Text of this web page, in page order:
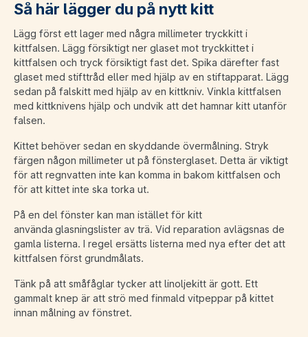
Så här lägger du på nytt kitt
Lägg först ett lager med några millimeter tryckkitt i
kittfalsen. Lägg försiktigt ner glaset mot tryckkittet i
kittfalsen och tryck försiktigt fast det. Spika därefter fast
glaset med stifttråd eller med hjälp av en stiftapparat. Lägg
sedan på falskitt med hjälp av en kittkniv. Vinkla kittfalsen
med kittknivens hjälp och undvik att det hamnar kitt utanför
falsen.
Kittet behöver sedan en skyddande övermålning. Stryk
färgen någon millimeter ut på fönsterglaset. Detta är viktigt
för att regnvatten inte kan komma in bakom kittfalsen och
för att kittet inte ska torka ut.
På en del fönster kan man istället för kitt
använda glasningslister av trä. Vid reparation avlägsnas de
gamla listerna. I regel ersätts listerna med nya efter det att
kittfalsen först grundmålats.
Tänk på att småfåglar tycker att linoljekitt är gott. Ett
gammalt knep är att strö med finmald vitpeppar på kittet
innan målning av fönstret.